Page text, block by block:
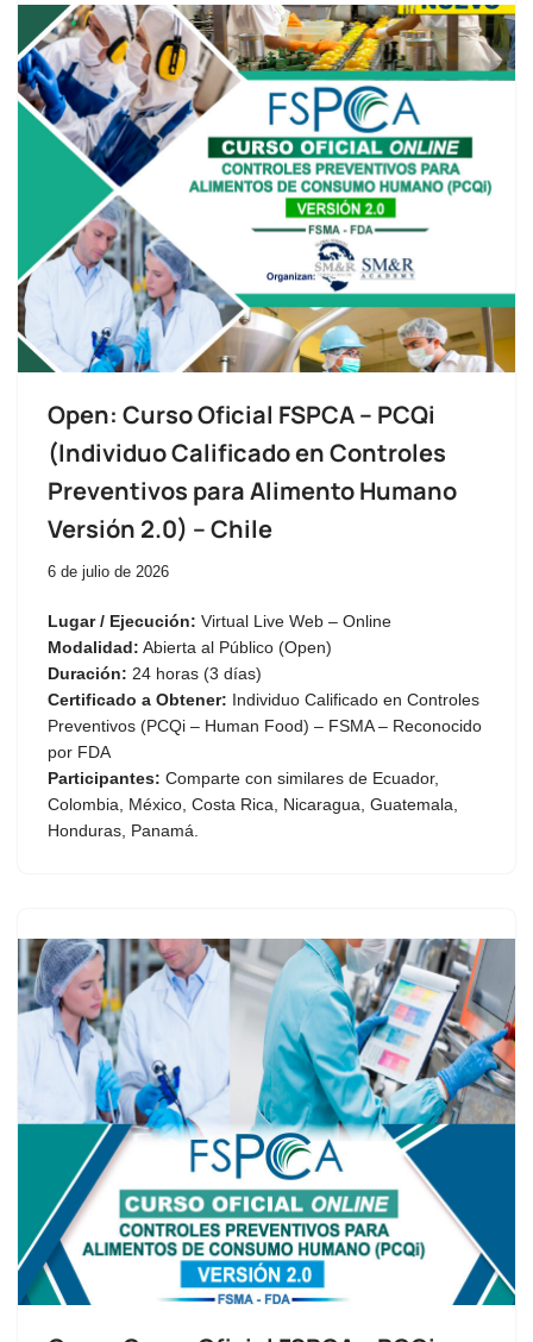
Open: Curso Oficial FSPCA – PCQi
(Individuo Calificado en Controles
Preventivos para Alimento Humano
Versión 2.0) – Chile
6 de julio de 2026
Lugar / Ejecución: Virtual Live Web – Online
Modalidad: Abierta al Público (Open)
Duración: 24 horas (3 días)
Certificado a Obtener: Individuo Calificado en Controles
Preventivos (PCQi – Human Food) – FSMA – Reconocido
por FDA
Participantes: Comparte con similares de Ecuador,
Colombia, México, Costa Rica, Nicaragua, Guatemala,
Honduras, Panamá.